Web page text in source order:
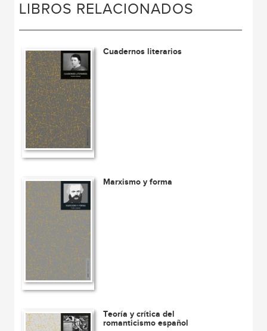
LIBROS RELACIONADOS
Cuadernos literarios
Marxismo y forma
Teoría y crítica del
romanticismo español